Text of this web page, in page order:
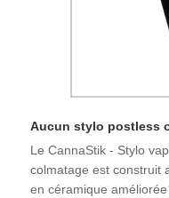
Aucun stylo postless
Le CannaStik - Stylo
colmatage est construit
en céramique